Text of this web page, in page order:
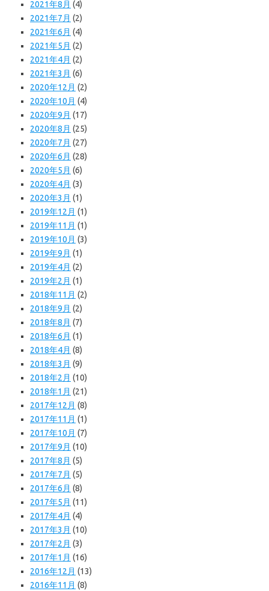
2021年8月 (4)
2021年7月 (2)
2021年6月 (4)
2021年5月 (2)
2021年4月 (2)
2021年3月 (6)
2020年12月 (2)
2020年10月 (4)
2020年9月 (17)
2020年8月 (25)
2020年7月 (27)
2020年6月 (28)
2020年5月 (6)
2020年4月 (3)
2020年3月 (1)
2019年12月 (1)
2019年11月 (1)
2019年10月 (3)
2019年9月 (1)
2019年4月 (2)
2019年2月 (1)
2018年11月 (2)
2018年9月 (2)
2018年8月 (7)
2018年6月 (1)
2018年4月 (8)
2018年3月 (9)
2018年2月 (10)
2018年1月 (21)
2017年12月 (8)
2017年11月 (1)
2017年10月 (7)
2017年9月 (10)
2017年8月 (5)
2017年7月 (5)
2017年6月 (8)
2017年5月 (11)
2017年4月 (4)
2017年3月 (10)
2017年2月 (3)
2017年1月 (16)
2016年12月 (13)
2016年11月 (8)